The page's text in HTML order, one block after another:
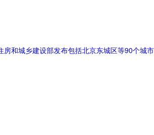
和城乡建设部发布包括北京东城区等90个城